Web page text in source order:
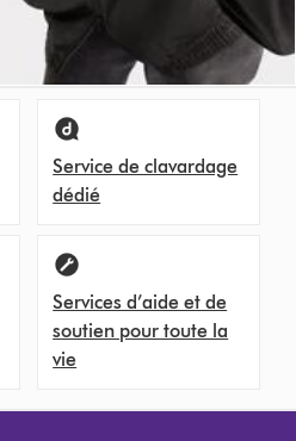
Service de clavardage
dédié
Services d’aide et de
soutien pour toute la
vie